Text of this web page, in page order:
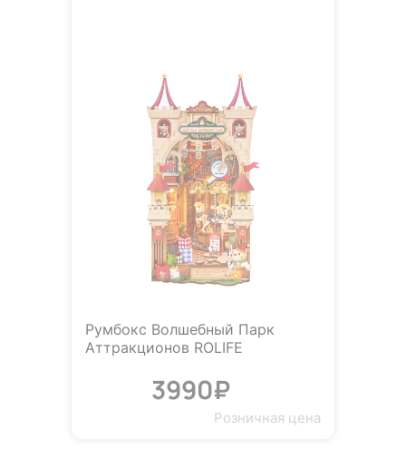
Румбокс Волшебный Парк
Аттракционов ROLIFE
3990₽
Розничная цена